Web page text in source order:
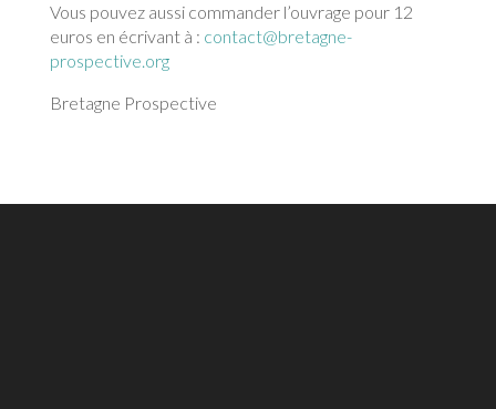
Vous pouvez aussi commander l’ouvrage pour 12
euros en écrivant à : contact@bretagne-
prospective.org
Bretagne Prospective